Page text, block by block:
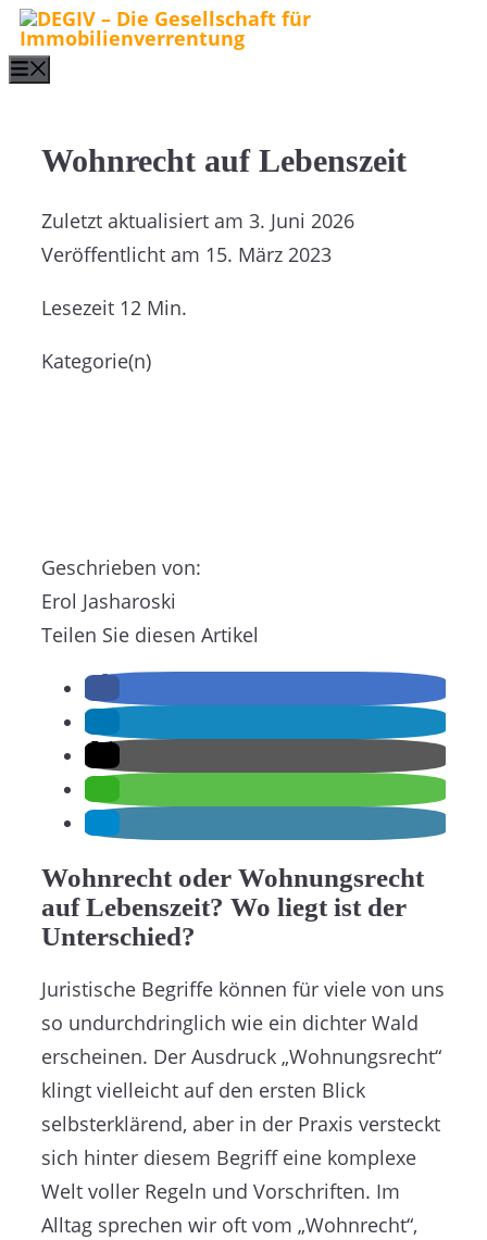
Zum
Inhalt
springen
Wohnrecht auf Lebenszeit
Zuletzt aktualisiert am 3. Juni 2026
Veröffentlicht am 15. März 2023
Lesezeit 12 Min.
Kategorie(n)
Geschrieben von:
Erol Jasharoski
Teilen Sie diesen Artikel
Wohnrecht oder Wohnungsrecht
auf Lebenszeit? Wo liegt ist der
Unterschied?
Juristische Begriffe können für viele von uns
so undurchdringlich wie ein dichter Wald
erscheinen. Der Ausdruck „Wohnungsrecht“
klingt vielleicht auf den ersten Blick
selbsterklärend, aber in der Praxis versteckt
sich hinter diesem Begriff eine komplexe
Welt voller Regeln und Vorschriften. Im
Alltag sprechen wir oft vom „Wohnrecht“,